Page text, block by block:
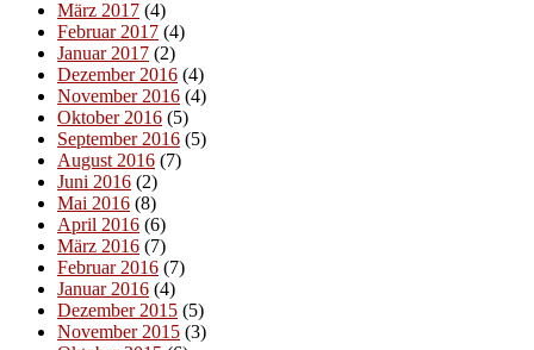
März 2017 (4)
Februar 2017 (4)
Januar 2017 (2)
Dezember 2016 (4)
November 2016 (4)
Oktober 2016 (5)
September 2016 (5)
August 2016 (7)
Juni 2016 (2)
Mai 2016 (8)
April 2016 (6)
März 2016 (7)
Februar 2016 (7)
Januar 2016 (4)
Dezember 2015 (5)
November 2015 (3)